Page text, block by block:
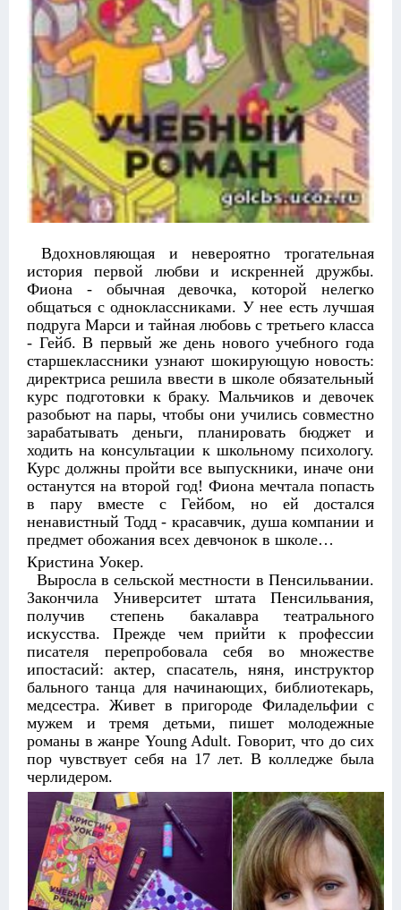
Вдохновляющая и невероятно трогательная
история первой любви и искренней дружбы.
Фиона - обычная девочка, которой нелегко
общаться с одноклассниками. У нее есть лучшая
подруга Марси и тайная любовь с третьего класса
- Гейб. В первый же день нового учебного года
старшеклассники узнают шокирующую новость:
директриса решила ввести в школе обязательный
курс подготовки к браку. Мальчиков и девочек
разобьют на пары, чтобы они учились совместно
зарабатывать деньги, планировать бюджет и
ходить на консультации к школьному психологу.
Курс должны пройти все выпускники, иначе они
останутся на второй год! Фиона мечтала попасть
в пару вместе с Гейбом, но ей достался
ненавистный Тодд - красавчик, душа компании и
предмет обожания всех девчонок в школе…
Кристина Уокер.
Выросла в сельской местности в Пенсильвании.
Закончила Университет штата Пенсильвания,
получив степень бакалавра театрального
искусства. Прежде чем прийти к профессии
писателя перепробовала себя во множестве
ипостасий: актер, спасатель, няня, инструктор
бального танца для начинающих, библиотекарь,
медсестра. Живет в пригороде Филадельфии с
мужем и тремя детьми, пишет молодежные
романы в жанре Young Adult. Говорит, что до сих
пор чувствует себя на 17 лет. В колледже была
черлидером.